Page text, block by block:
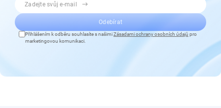
Zadejte svůj e-mail
Odebírat
Přihlášením k odběru souhlasíte s našimiZásadami ochrany osobních údajů pro
marketingovou komunikaci.